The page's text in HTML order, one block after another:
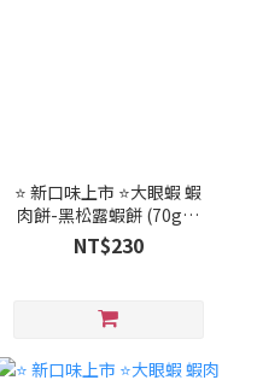
⭐ 新口味上市 ⭐大眼蝦 蝦
肉餅-黑松露蝦餅 (70g袋
裝)
NT$230